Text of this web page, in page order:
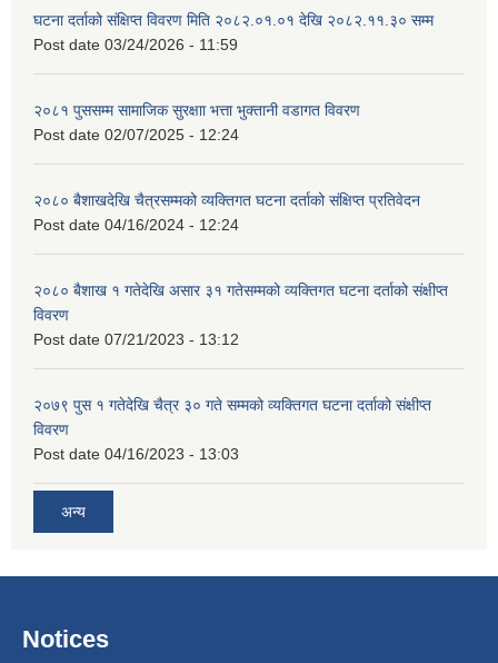
घटना दर्ताको संक्षिप्त विवरण मिति २०८२.०१.०१ देखि २०८२.११.३० सम्म
Post date 03/24/2026 - 11:59
२०८१ पुससम्म सामाजिक सुरक्षाा भत्ता भुक्तानी वडागत विवरण
Post date 02/07/2025 - 12:24
२०८० बैशाखदेखि चैत्रसम्मको व्यक्तिगत घटना दर्ताको संक्षिप्त प्रतिवेदन
Post date 04/16/2024 - 12:24
२०८० बैशाख १ गतेदेखि असार ३१ गतेसम्मको व्यक्तिगत घटना दर्ताको संक्षीप्त
विवरण
Post date 07/21/2023 - 13:12
२०७९ पुस १ गतेदेखि चैत्र ३० गते सम्मको व्यक्तिगत घटना दर्ताको संक्षीप्त
विवरण
Post date 04/16/2023 - 13:03
अन्य
Notices